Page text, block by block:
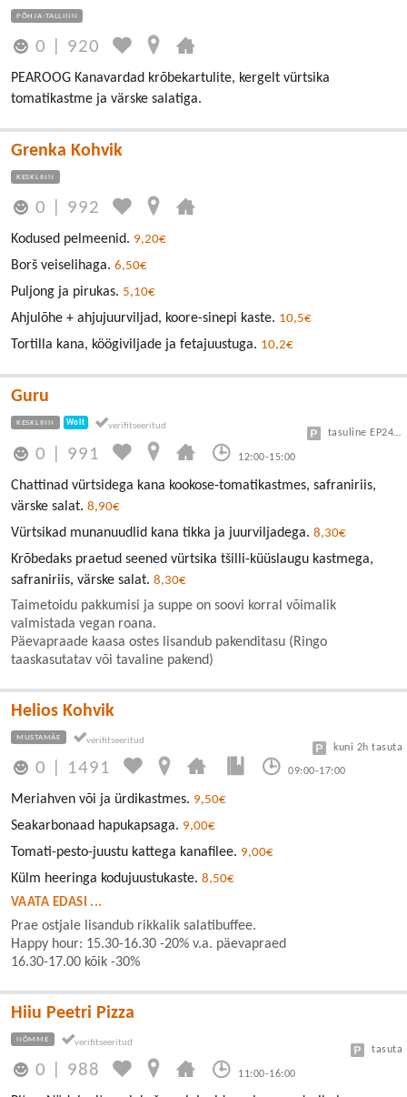
PÕHJA-TALLINN
0 920
PEAROOG Kanavardad krõbekartulite, kergelt vürtsika
tomatikastme ja värske salatiga.
Grenka Kohvik
KESKLINN
0 992
Kodused pelmeenid. 9,20€
Borš veiselihaga. 6,50€
Puljong ja pirukas. 5,10€
Ahjulõhe + ahjujuurviljad, koore-sinepi kaste. 10,5€
Tortilla kana, köögiviljade ja fetajuustuga. 10,2€
Guru
KESKLINN Wolt
0 991 12:00-15:00
tasuline EP24 või Vanalinn
Chattinad vürtsidega kana kookose-tomatikastmes, safraniriis,
värske salat. 8,90€
Vürtsikad munanuudlid kana tikka ja juurviljadega. 8,30€
Krõbedaks praetud seened vürtsika tšilli-küüslaugu kastmega,
safraniriis, värske salat. 8,30€
Taimetoidu pakkumisi ja suppe on soovi korral võimalik
valmistada vegan roana.
Päevapraade kaasa ostes lisandub pakenditasu (Ringo
taaskasutatav või tavaline pakend)
Helios Kohvik
MUSTAMÄE
0 1491 09:00-17:00
kuni 2h tasuta
Meriahven või ja ürdikastmes. 9,50€
Seakarbonaad hapukapsaga. 9,00€
Tomati-pesto-juustu kattega kanafilee. 9,00€
Külm heeringa kodujuustukaste. 8,50€
VAATA EDASI ...
Prae ostjale lisandub rikkalik salatibuffee.
Happy hour: 15.30-16.30 -20% v.a. päevapraed
16.30-17.00 kõik -30%
Hiiu Peetri Pizza
NÕMME
0 988 11:00-16:00
tasuta